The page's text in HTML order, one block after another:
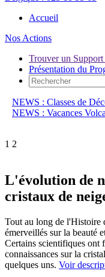
Accueil
Nos Actions
Trouver un
Présentation du
NEWS : Classes de
NEWS : Vacances
1 2
L'évolution de
cristaux de
Tout au long de l'Histoire
émerveillés sur la beauté
Certains scientifiques ont
connaissances sur la
quelques uns. Voir